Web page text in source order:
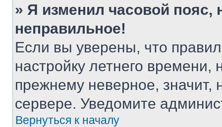
» Я изменил часовой пояс,
неправильное!
Если вы уверены, что
настройку летнего
прежнему неверное, значит,
сервере. Уведомите
Вернуться к началу